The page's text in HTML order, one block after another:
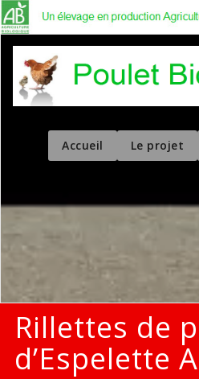
Accueil Le projet
Rillettes de
d’Espelette